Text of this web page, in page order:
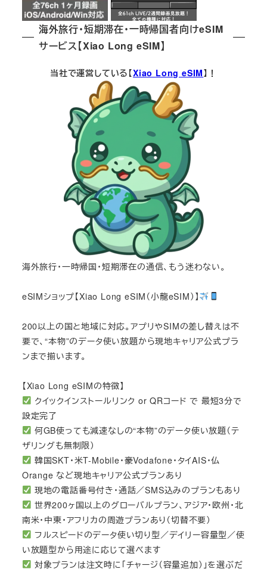
海外旅行・短期滞在・一時帰国者向けeSIM
サービス【Xiao Long eSIM】
当社で運営している【Xiao Long eSIM】！
海外旅行・一時帰国・短期滞在の通信、もう迷わない。
eSIMショップ【Xiao Long eSIM（小龍eSIM）】
200以上の国と地域に対応。アプリやSIMの差し替えは不
要で、“本物”のデータ使い放題から現地キャリア公式プラ
ンまで揃います。
【Xiao Long eSIMの特徴】
クイックインストールリンク or QRコード で 最短3分で
設定完了
何GB使っても減速なしの“本物”のデータ使い放題（テ
ザリングも無制限）
韓国SKT・米T-Mobile・豪Vodafone・タイAIS・仏
Orange など現地キャリア公式プランあり
現地の電話番号付き・通話／SMS込みのプランもあり
世界200ヶ国以上のグローバルプラン、アジア・欧州・北
南米・中東・アフリカの周遊プランあり（切替不要）
フルスピードのデータ使い切り型／デイリー容量型／使
い放題型から用途に応じて選べます
対象プランは注文時に「チャージ（容量追加）」を選ぶだ